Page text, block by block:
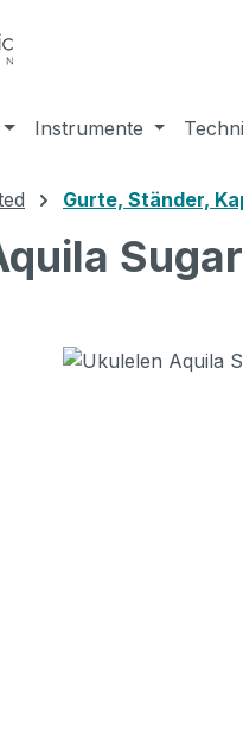
Instrumente
Gurte, Ständer,